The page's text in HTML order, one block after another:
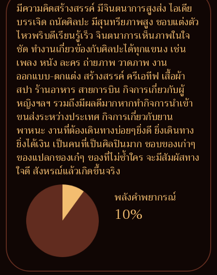
มีความคิดสร้างสรรค์ มีจินตนาการสูงส่ง ไอเดีย
บรรเจิด ถนัดศิลปะ มีสุนทรียภาพสูง ชอบแต่งตัว
ไหวพริบดีเรียนรู้เร็ว จินตนาการเห็นภาพในใจ
ชัด ทำงานเกี่ยวข้องกับศิลปะได้ทุกแขนง เช่น
เพลง หนัง ละคร ถ่ายภาพ วาดภาพ งาน
ออกแบบ-ตกแต่ง สร้างสรรค์ ครีเอทีฟ เสื้อผ้า
สปา ร้านอาหาร สายการบิน กิจการเกี่ยวกับผู้
หญิงฯลฯ รวมถึงมีผลดีมากหากทำกิจการนำเข้า
ขนส่งระหว่างประเทศ กิจการเกี่ยวกับยาน
พาหนะ งานที่ต้องเดินทางบ่อยๆยิ่งดี ยิ่งเดินทาง
ยิ่งได้เงิน เป็นคนที่เป็นศิลปินมาก ชอบของเก่าๆ
ของแปลกของเก๋ๆ ของที่ไม่ซ้ำใคร จะมีสัมผัสทาง
ใจดี สังหรณ์แล้วเกิดขึ้นจริง
พลังคำพยากรณ์
10%